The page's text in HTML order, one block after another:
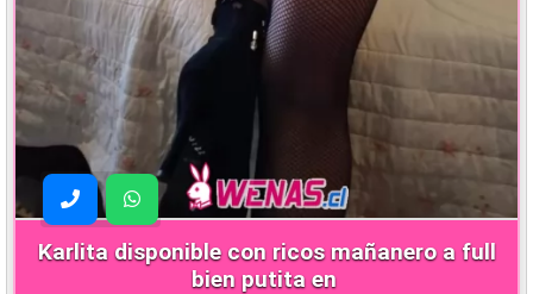
Karlita disponible con ricos mañanero a full
bien putita en